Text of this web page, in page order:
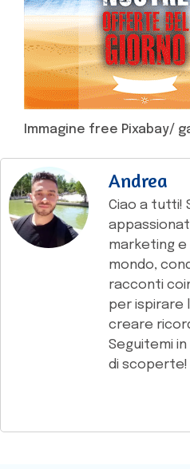
Immagine free Pixabay/
Andrea
Ciao a tutti!
marketing e
mondo,
racconti
per ispirare
creare
Seguitemi
di scoperte!